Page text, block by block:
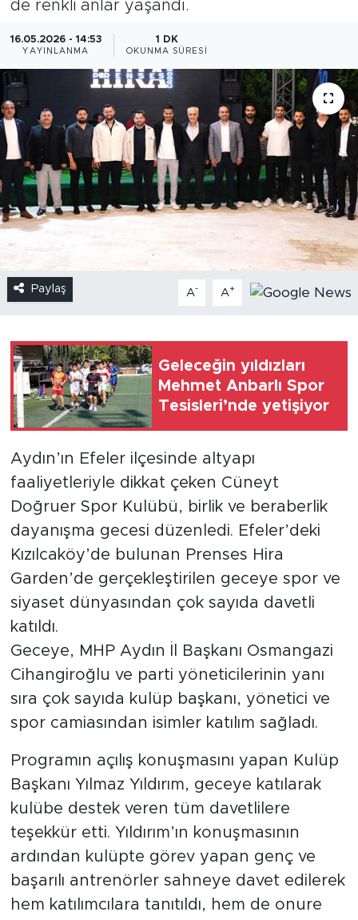
de renkli anlar yaşandı.
16.05.2026 - 14:53
YAYINLANMA
1 DK
OKUNMA SÜRESI
Paylaş A- A+
Geleceğin yıldızları
Mehmet Anbarlı Spor
Tesisleri’nde yetişiyor
Aydın’ın Efeler ilçesinde altyapı
faaliyetleriyle dikkat çeken Cüneyt
Doğruer Spor Kulübü, birlik ve beraberlik
dayanışma gecesi düzenledi. Efeler’deki
Kızılcaköy’de bulunan Prenses Hira
Garden’de gerçekleştirilen geceye spor ve
siyaset dünyasından çok sayıda davetli
katıldı.
Geceye, MHP Aydın İl Başkanı Osmangazi
Cihangiroğlu ve parti yöneticilerinin yanı
sıra çok sayıda kulüp başkanı, yönetici ve
spor camiasından isimler katılım sağladı.
Programın açılış konuşmasını yapan Kulüp
Başkanı Yılmaz Yıldırım, geceye katılarak
kulübe destek veren tüm davetlilere
teşekkür etti. Yıldırım’ın konuşmasının
ardından kulüpte görev yapan genç ve
başarılı antrenörler sahneye davet edilerek
hem katılımcılara tanıtıldı, hem de onure